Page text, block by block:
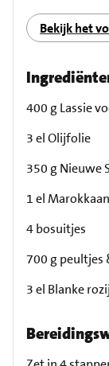
Bekijk het
400 g Lassie
3 el Olijfolie
350 g Nieuwe
1 el
4 bosuitjes
700 g
3 el Blanke